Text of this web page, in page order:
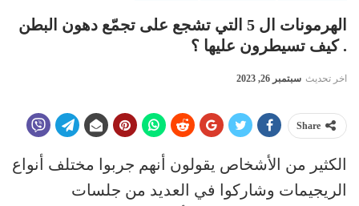
الهرمونات ال 5 التي تشجع على تجمّع دهون البطن
. كيف تسيطرون عليها ؟
اخر تحديث سبتمبر 26, 2023
Share
الكثير من الأشخاص يقولون أنهم جربوا مختلف أنواع
الريجيمات وشاركوا في العديد من جلسات